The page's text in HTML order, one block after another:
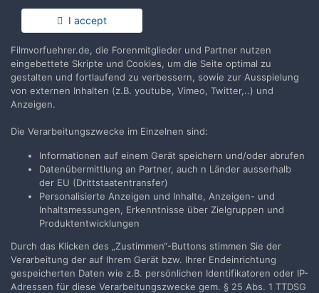
hast Du recht, dass die beiden Surroundkanäle,
deren HF-Anteil sich auf den Baby Boom Spuren
befand, mit Rauschunterdrückung versehen waren.
Allerdings eben nur im HF-Bereich, nicht aber im
Tieftonbereich.
Gab es 70mm Filme auch ohne 6-
Kanal-Ton?
in
Nostalgie
Geschrieben2. Juli 2004
I accept
Filmvorfuehrer.de, die Forenmitglieder und Partner nutzen
eingebettete Skripte und Cookies, um die Seite optimal zu
gestalten und fortlaufend zu verbessern, sowie zur Ausspielung
von externen Inhalten (z.B. youtube, Vimeo, Twitter,..) und
Anzeigen.
Die Verarbeitungszwecke im Einzelnen sind:
Informationen auf einem Gerät speichern und/oder abrufen
Datenübermittlung an Partner, auch n Länder ausserhalb
der EU (Drittstaatentransfer)
Personalisierte Anzeigen und Inhalte, Anzeigen- und
Inhaltsmessungen, Erkenntnisse über Zielgruppen und
Produktentwicklungen
Durch das Klicken des „Zustimmen“-Buttons stimmen Sie der
Verarbeitung der auf Ihrem Gerät bzw. Ihrer Endeinrichtung
gespeicherten Daten wie z.B. persönlichen Identifikatoren oder IP-
Adressen für diese Verarbeitungszwecke gem. § 25 Abs. 1 TTDSG